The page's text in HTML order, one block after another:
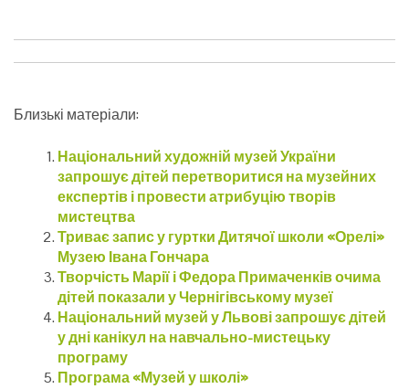
Близькі матеріали:
Національний художній музей України
запрошує дітей перетворитися на музейних
експертів і провести атрибуцію творів
мистецтва
Триває запис у гуртки Дитячої школи «Орелі»
Музею Івана Гончара
Творчість Марії і Федора Примаченків очима
дітей показали у Чернігівському музеї
Національний музей у Львові запрошує дітей
у дні канікул на навчально-мистецьку
програму
Програма «Музей у школі»